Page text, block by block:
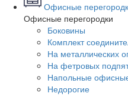
Офисные
Офисные перегородки
Боковины
Комплект
На металлических
На фетровых
Напольные
Недорогие